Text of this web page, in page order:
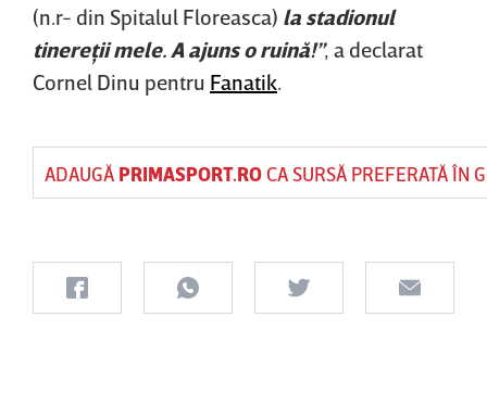
(n.r- din Spitalul Floreasca) la stadionul
tinereţii mele. A ajuns o ruină!”, a declarat
Cornel Dinu pentru Fanatik
ADAUGĂ PRIMASPORT.ROCA SURSĂ PREFERATĂ ÎN